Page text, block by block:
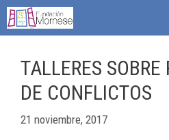
TALLERES SOBRE
DE CONFLICTOS
21 noviembre, 2017